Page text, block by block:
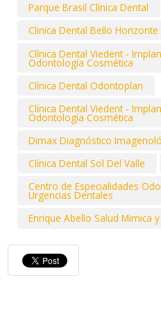
Parque Brasil Clínica Dental
Clinica Dental Bello Horizonte
Clínica Dental Viedent -
Odontología Cosmética
Clínica Dental Odontoplan
Clínica Dental Viedent -
Odontología Cosmética
Dimax Diagnóstico
Clínica Dental Sol Del Valle
Centro de Especialidades
Urgencias Dentales
Enrique Abello Salud Mimica